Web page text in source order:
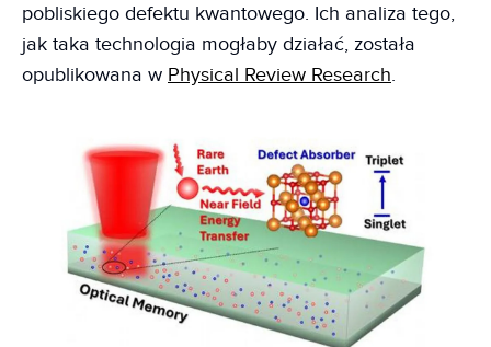
pobliskiego defektu kwantowego. Ich analiza tego,
jak taka technologia mogłaby działać, została
opublikowana w Physical Review Research.